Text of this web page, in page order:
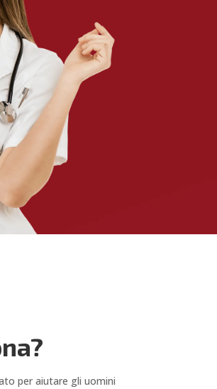
per aiutare gli uomini